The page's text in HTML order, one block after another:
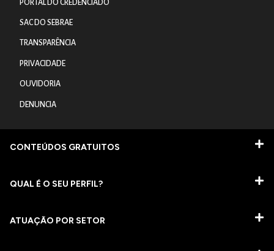
PORTAL DO CREDENCIADO
SAC DO SEBRAE
TRANSPARÊNCIA
PRIVACIDADE
OUVIDORIA
DENUNCIA
CONTEÚDOS GRATUITOS
QUAL É O SEU PERFIL?
ATUAÇÃO POR SETOR